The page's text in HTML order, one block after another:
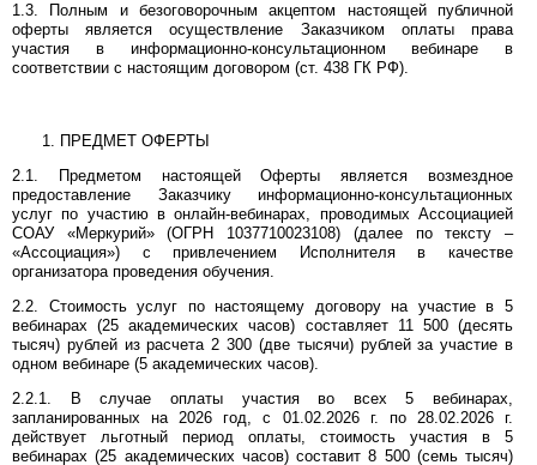
1.3. Полным и безоговорочным акцептом настоящей публичной
оферты является осуществление Заказчиком оплаты права
участия в информационно-консультационном вебинаре в
соответствии с настоящим договором (ст. 438 ГК РФ).
ПРЕДМЕТ ОФЕРТЫ
2.1. Предметом настоящей Оферты является возмездное
предоставление Заказчику информационно-консультационных
услуг по участию в онлайн-вебинарах, проводимых Ассоциацией
СОАУ «Меркурий» (ОГРН 1037710023108) (далее по тексту –
«Ассоциация») с привлечением Исполнителя в качестве
организатора проведения обучения.
2.2. Стоимость услуг по настоящему договору на участие в 5
вебинарах (25 академических часов) составляет 11 500 (десять
тысяч) рублей из расчета 2 300 (две тысячи) рублей за участие в
одном вебинаре (5 академических часов).
2.2.1. В случае оплаты участия во всех 5 вебинарах,
запланированных на 2026 год, с 01.02.2026 г. по 28.02.2026 г.
действует льготный период оплаты, стоимость участия в 5
вебинарах (25 академических часов) составит 8 500 (семь тысяч)